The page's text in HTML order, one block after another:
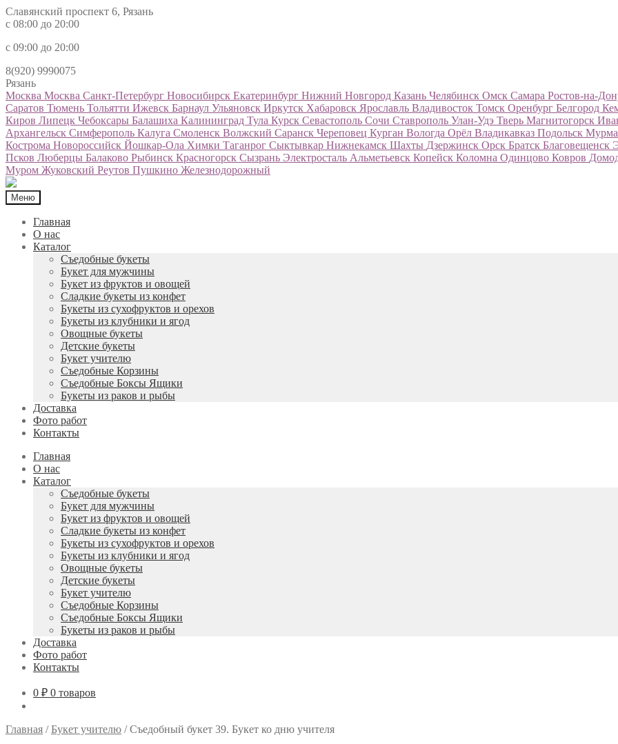
Славянский проспект 6, Рязань
с 08:00 до 20:00
с 09:00 до 20:00
8(920) 9990075
Рязань
Москва Москва Санкт-Петербург Новосибирск Екатеринбург Нижний Новгород Казань Челябинск Омск Самара Ростов-на-
Саратов Тюмень Тольятти Ижевск Барнаул Ульяновск Иркутск Хабаровск Ярославль Владивосток Томск Оренбург Белгород
Киров Липецк Чебоксары Балашиха Калининград Тула Курск Севастополь Сочи Ставрополь Улан-Удэ Тверь Магнитогорск
Архангельск Симферополь Калуга Смоленск Волжский Саранск Череповец Курган Вологда Орёл Владикавказ Подольск
Кострома Новороссийск Йошкар-Ола Химки Таганрог Сыктывкар Нижнекамск Шахты Дзержинск Орск Братск Благовещенск
Псков Люберцы Балаково Рыбинск Красногорск Сызрань Электросталь Альметьевск Копейск Коломна Одинцово Ковров
Муром Жуковский Реутов Пушкино Железнодорожный
Меню
Главная
О нас
Каталог
Съедобные букеты
Букет для мужчины
Букет из фруктов и овощей
Сладкие букеты из конфет
Букеты из сухофруктов и орехов
Букеты из клубники и ягод
Овощные букеты
Детские букеты
Букет учителю
Съедобные Корзины
Съедобные Боксы Ящики
Букеты из раков и рыбы
Доставка
Фото работ
Контакты
Главная
О нас
Каталог
Съедобные букеты
Букет для мужчины
Букет из фруктов и овощей
Сладкие букеты из конфет
Букеты из сухофруктов и орехов
Букеты из клубники и ягод
Овощные букеты
Детские букеты
Букет учителю
Съедобные Корзины
Съедобные Боксы Ящики
Букеты из раков и рыбы
Доставка
Фото работ
Контакты
0 ₽ 0 товаров
Главная /Букет учителю /Съедобный букет 39. Букет ко дню учителя